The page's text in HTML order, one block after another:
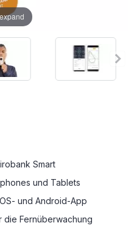
Smart
und Tablets
und Android-App
die Fernüberwachung